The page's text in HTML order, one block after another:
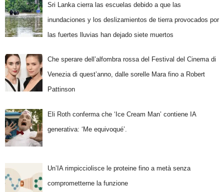
Sri Lanka cierra las escuelas debido a que las
inundaciones y los deslizamientos de tierra provocados por
las fuertes lluvias han dejado siete muertos
Che sperare dell’alfombra rossa del Festival del Cinema di
Venezia di quest’anno, dalle sorelle Mara fino a Robert
Pattinson
Eli Roth conferma che ‘Ice Cream Man’ contiene IA
generativa: ‘Me equivoqué’.
Un’IA rimpicciolisce le proteine fino a metà senza
comprometterne la funzione